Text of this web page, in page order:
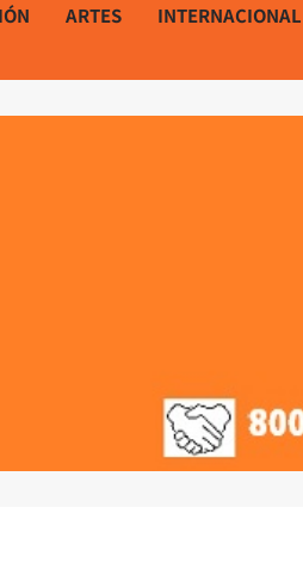
ARTES INTERNACIONAL